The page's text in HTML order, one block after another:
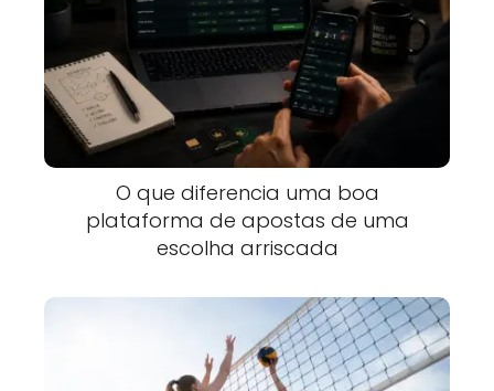
O que diferencia uma boa
plataforma de apostas de uma
escolha arriscada